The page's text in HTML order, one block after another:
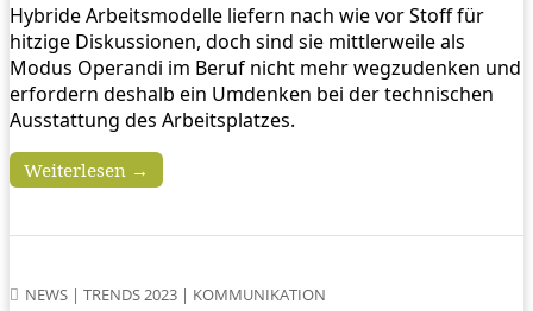
Hybride Arbeitsmodelle liefern nach wie vor Stoff für
hitzige Diskussionen, doch sind sie mittlerweile als
Modus Operandi im Beruf nicht mehr wegzudenken und
erfordern deshalb ein Umdenken bei der technischen
Ausstattung des Arbeitsplatzes.
Weiterlesen →
NEWS | TRENDS 2023 | KOMMUNIKATION